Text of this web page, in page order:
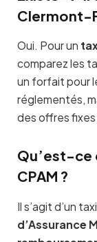
Clermont-
Oui. Pour un
comparez les
un forfait pour
réglementés,
des offres
Qu’est-ce
CPAM ?
Il s’agit d’un
d’Assurance